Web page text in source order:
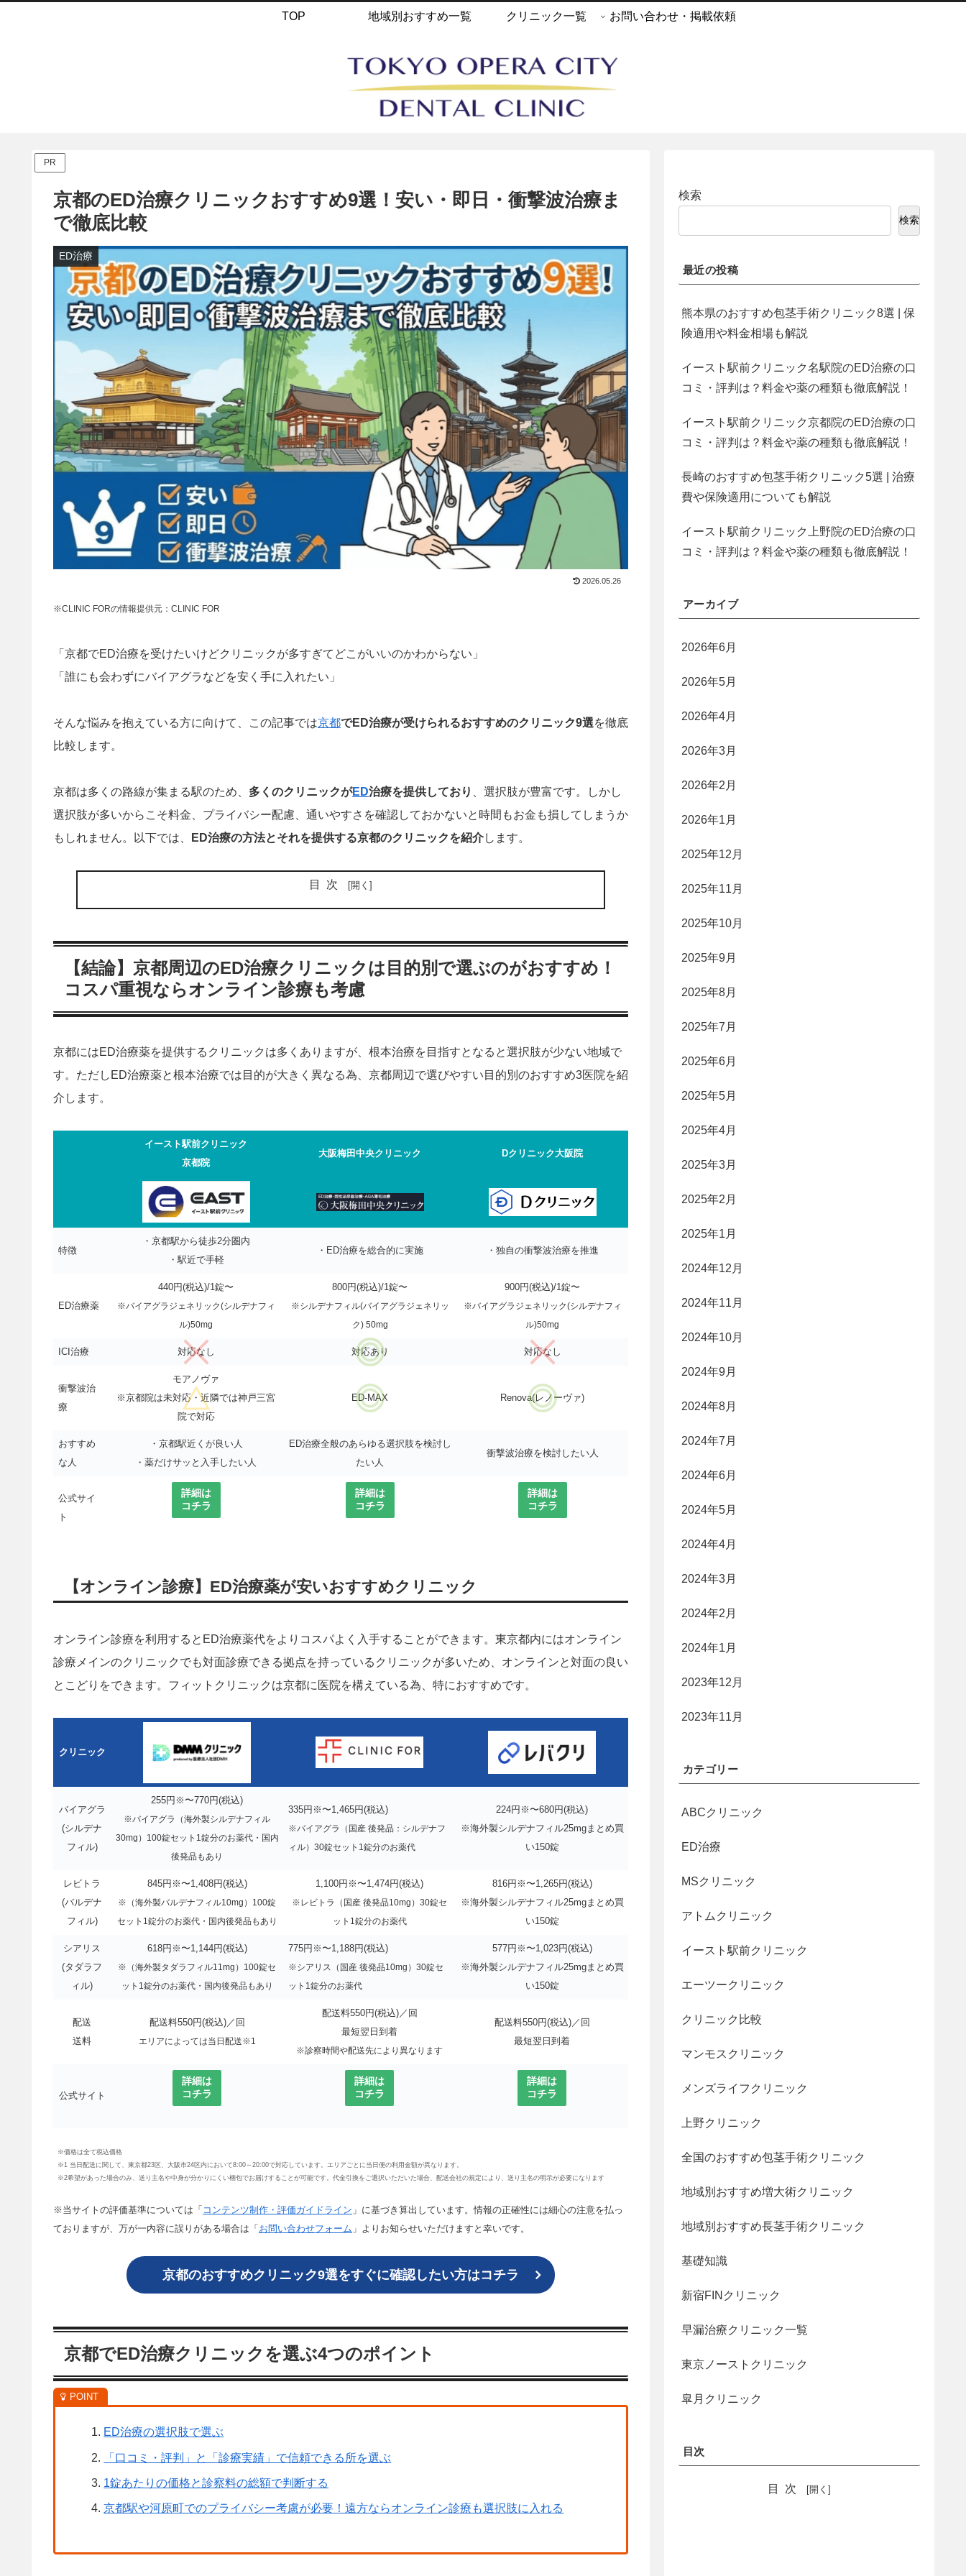
TOP 地域別おすすめ一覧 クリニック一覧 お問い合わせ・掲載依頼
PR
京都のED治療クリニックおすすめ9選！安い・即日・衝撃波治療ま
で徹底比較
ED治療
2026.05.26
※CLINIC FORの情報提供元：CLINIC FOR
「京都でED治療を受けたいけどクリニックが多すぎてどこがいいのかわからない」
「誰にも会わずにバイアグラなどを安く手に入れたい」
そんな悩みを抱えている方に向けて、この記事では京都でED治療が受けられるおすすめのクリニック9選を徹底
比較します。
京都は多くの路線が集まる駅のため、 多くのクリニックがED治療を提供しており
、選択肢が豊富です。しかし
選択肢が多いからこそ料金、プライバシー配慮、通いやすさを確認しておかないと時間もお金も損してしまうか
もしれません。以下では、
ED治療の方法とそれを提供する京都のクリニックを紹介します。
目次
【結論】京都周辺のED治療クリニックは目的別で選ぶのがおすすめ！
コスパ重視ならオンライン診療も考慮
京都にはED治療薬を提供するクリニックは多くありますが、根本治療を目指すとなると選択肢が少ない地域で
す。ただしED治療薬と根本治療では目的が大きく異なる為、京都周辺で選びやすい目的別のおすすめ3医院を紹
介します。
イースト駅前クリニック
京都院
大阪梅田中央クリニック Dクリニック大阪院
特徴
・京都駅から徒歩2分圏内
・駅近で手軽
・ED治療を総合的に実施 ・独自の衝撃波治療を推進
ED治療薬
440円(税込)/1錠〜
※バイアグラジェネリック(シルデナフィ
ル)50mg
800円(税込)/1錠〜
※シルデナフィル(バイアグラジェネリッ
ク) 50mg
900円(税込)/1錠〜
※バイアグラジェネリック(シルデナフィ
ル)50mg
ICI治療 対応なし 対応あり 対応なし
衝撃波治
療
モアノヴァ
※京都院は未対応・近隣では神戸三宮
院で対応
ED-MAX Renova(レノーヴァ)
おすすめ
な人
・京都駅近くが良い人
・薬だけサッと入手したい人
ED治療全般のあらゆる選択肢を検討し
たい人
衝撃波治療を検討したい人
公式サイ
ト
詳細は
コチラ
詳細は
コチラ
詳細は
コチラ
【オンライン診療】ED治療薬が安いおすすめクリニック
オンライン診療を利用するとED治療薬代をよりコスパよく入手することができます。東京都内にはオンライン
診療メインのクリニックでも対面診療できる拠点を持っているクリニックが多いため、オンラインと対面の良い
とこどりをできます。フィットクリニックは京都に医院を構えている為、特におすすめです。
クリニック
バイアグラ
(シルデナ
フィル)
255円※〜770円(税込)
※バイアグラ（海外製シルデナフィル
30mg）100錠セット1錠分のお薬代・国内
後発品もあり
335円※〜1,465円(税込)
※バイアグラ（国産 後発品：シルデナフ
ィル）30錠セット1錠分のお薬代
224円※〜680円(税込)
※海外製シルデナフィル25mgまとめ買
い150錠
レビトラ
(バルデナ
フィル)
845円※〜1,408円(税込)
※（海外製バルデナフィル10mg）100錠
セット1錠分のお薬代・国内後発品もあり
1,100円※〜1,474円(税込)
※レビトラ（国産 後発品10mg）30錠セ
ット1錠分のお薬代
816円※〜1,265円(税込)
※海外製シルデナフィル25mgまとめ買
い150錠
シアリス
(タダラフ
ィル)
618円※〜1,144円(税込)
※（海外製タダラフィル11mg）100錠セ
ット1錠分のお薬代・国内後発品もあり
775円※〜1,188円(税込)
※シアリス（国産 後発品10mg）30錠セ
ット1錠分のお薬代
577円※〜1,023円(税込)
※海外製シルデナフィル25mgまとめ買
い150錠
配送
送料
配送料550円(税込)／回
エリアによっては当日配送※1
配送料550円(税込)／回
最短翌日到着
※診察時間や配送先により異なります
配送料550円(税込)／回
最短翌日到着
公式サイト
詳細は
コチラ
詳細は
コチラ
詳細は
コチラ
※価格は全て税込価格
※1 当日配送に関して、東京都23区、大阪市24区内において8:00～20:00で対応しています。エリアごとに当日便の利用金額が異なります。
※2希望があった場合のみ、送り主名や中身が分かりにくい梱包でお届けすることが可能です。代金引換をご選択いただいた場合、配送会社の規定により、送り主名の明示が必要になります
※当サイトの評価基準については「 コンテンツ制作・評価ガイドライン 」に基づき算出しています。情報の正確性には細心の注意を払っ
ておりますが、万が一内容に誤りがある場合は「 お問い合わせフォーム 」よりお知らせいただけますと幸いです。
京都のおすすめクリニック9選をすぐに確認したい方はコチラ
京都でED治療クリニックを選ぶ4つのポイント
ED治療の選択肢で選ぶ
「口コミ・評判」と「診療実績」で信頼できる所を選ぶ
1錠あたりの価格と診察料の総額で判断する
京都駅や河原町でのプライバシー考慮が必要！遠方ならオンライン診療も選択肢に入れる
検索
検索
最近の投稿
熊本県のおすすめ包茎手術クリニック8選 | 保
険適用や料金相場も解説
イースト駅前クリニック名駅院のED治療の口
コミ・評判は？料金や薬の種類も徹底解説！
イースト駅前クリニック京都院のED治療の口
コミ・評判は？料金や薬の種類も徹底解説！
長崎のおすすめ包茎手術クリニック5選 | 治療
費や保険適用についても解説
イースト駅前クリニック上野院のED治療の口
コミ・評判は？料金や薬の種類も徹底解説！
アーカイブ
2026年6月
2026年5月
2026年4月
2026年3月
2026年2月
2026年1月
2025年12月
2025年11月
2025年10月
2025年9月
2025年8月
2025年7月
2025年6月
2025年5月
2025年4月
2025年3月
2025年2月
2025年1月
2024年12月
2024年11月
2024年10月
2024年9月
2024年8月
2024年7月
2024年6月
2024年5月
2024年4月
2024年3月
2024年2月
2024年1月
2023年12月
2023年11月
カテゴリー
ABCクリニック
ED治療
MSクリニック
アトムクリニック
イースト駅前クリニック
エーツークリニック
クリニック比較
マンモスクリニック
メンズライフクリニック
上野クリニック
全国のおすすめ包茎手術クリニック
地域別おすすめ増大術クリニック
地域別おすすめ長茎手術クリニック
基礎知識
新宿FINクリニック
早漏治療クリニック一覧
東京ノーストクリニック
皐月クリニック
目次
目次